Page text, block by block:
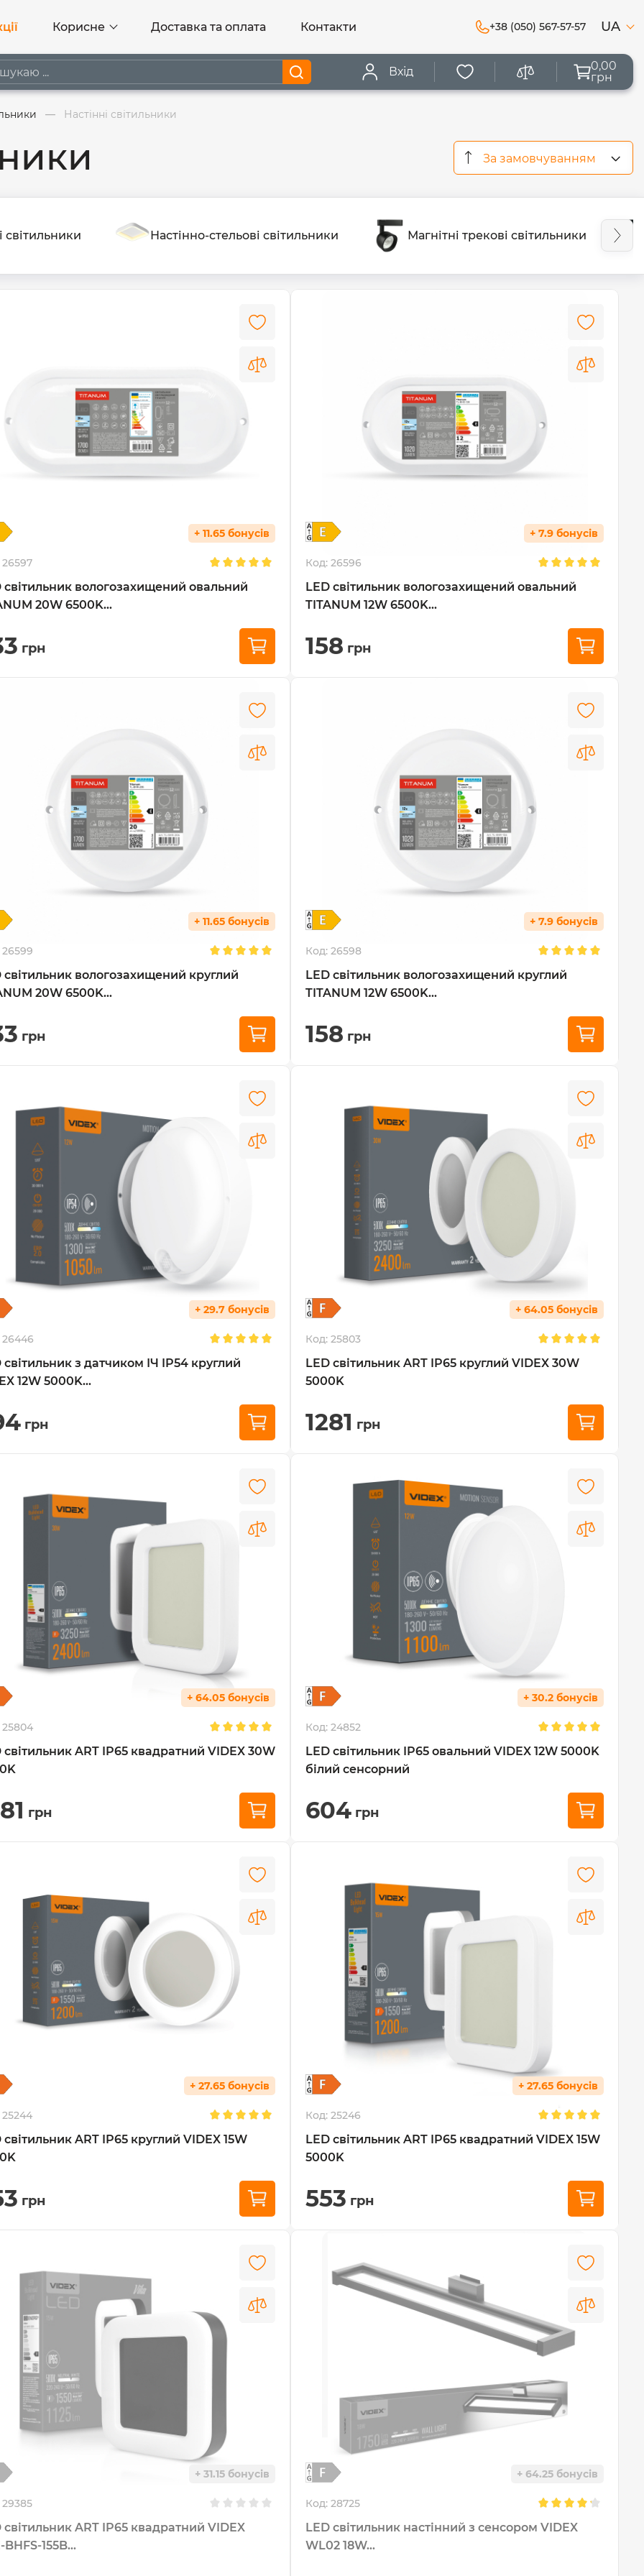
Корисне Доставка та оплата Контакти +38 (050) 567-57-57 UA
Вхід
0,00
грн
Настінні світильники
За замовчуванням
світильники Настінно-стельові світильники Магнітні трекові світильники
+ 11.65 бонусів
26597
світильник вологозахищений овальний
20W 6500K...
грн
+ 7.9 бонусів
Код: 26596
LED світильник вологозахищений овальний
TITANUM 12W 6500K...
158 грн
+ 11.65 бонусів
26599
світильник вологозахищений круглий
20W 6500K...
грн
+ 7.9 бонусів
Код: 26598
LED світильник вологозахищений круглий
TITANUM 12W 6500K...
158 грн
+ 29.7 бонусів
26446
світильник з датчиком ІЧ IP54 круглий
12W 5000K...
грн
+ 64.05 бонусів
Код: 25803
LED світильник ART IP65 круглий VIDEX 30W
5000K
1281 грн
+ 64.05 бонусів
25804
світильник ART IP65 квадратний VIDEX 30W
грн
+ 30.2 бонусів
Код: 24852
LED світильник IP65 овальний VIDEX 12W 5000K
білий сенсорний
604 грн
+ 27.65 бонусів
25244
світильник ART IP65 круглий VIDEX 15W
грн
+ 27.65 бонусів
Код: 25246
LED світильник ART IP65 квадратний VIDEX 15W
5000K
553 грн
+ 31.15 бонусів
29385
світильник ART IP65 квадратний VIDEX
BHFS-155B...
+ 64.25 бонусів
Код: 28725
LED світильник настінний з сенсором VIDEX
WL02 18W...